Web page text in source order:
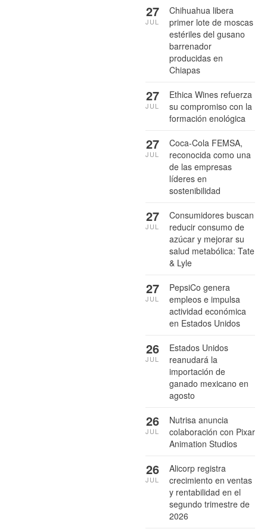
Chihuahua libera
primer lote de moscas
estériles del gusano
barrenador
producidas en
Chiapas
27
JUL
Ethica Wines refuerza
su compromiso con la
formación enológica
27
JUL
Coca-Cola FEMSA,
reconocida como una
de las empresas
líderes en
sostenibilidad
27
JUL
Consumidores buscan
reducir consumo de
azúcar y mejorar su
salud metabólica: Tate
& Lyle
27
JUL
PepsiCo genera
empleos e impulsa
actividad económica
en Estados Unidos
27
JUL
Estados Unidos
reanudará la
importación de
ganado mexicano en
agosto
26
JUL
Nutrisa anuncia
colaboración con Pixar
Animation Studios
26
JUL
Alicorp registra
crecimiento en ventas
y rentabilidad en el
segundo trimestre de
2026
26
JUL